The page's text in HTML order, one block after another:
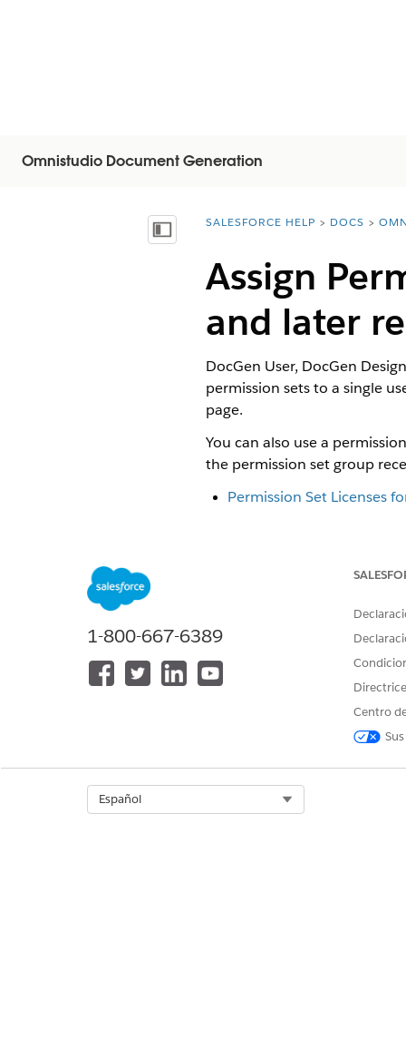
Omnistudio Document Generation
Mostrar índice de materias
You are here:
SALESFORCE HELP DOCS
Assign
and later
DocGen User, DocGen
permission sets to a single
page.
You can also use a
the permission set group
Permission Set Licenses
¿RESOLVIÓ ESTE ARTÍCULO SU
¡Háganos saber cómo podemos
1-800-667-6389
Centro
Español